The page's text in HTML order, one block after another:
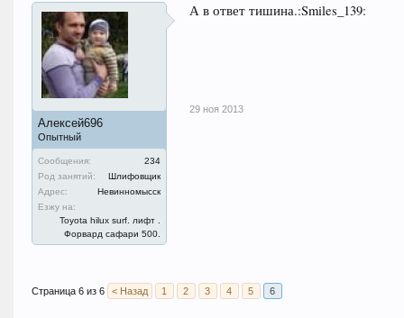
Алексей696
Опытный
Сообщения:
234
Род занятий:
Шлифовщик
Адрес:
Невинномысск
Езжу на:
Toyota hilux surf. лифт .
Форвард сафари 500.
А в ответ тишина.:Smiles_139:
29 ноя 2013
Страница 6 из 6 < Назад 1 2 3 4 5 6